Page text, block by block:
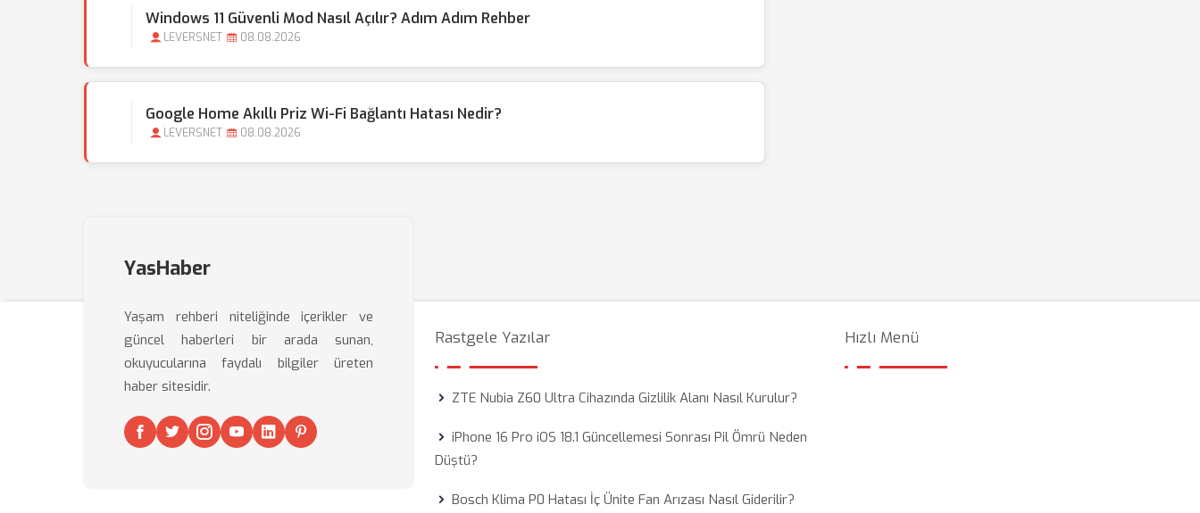
Windows 11 Güvenli Mod Nasıl Açılır? Adım Adım Rehber
LEVERSNET 08.08.2026
Google Home Akıllı Priz Wi-Fi Bağlantı Hatası Nedir?
LEVERSNET 08.08.2026
YasHaber
Yaşam rehberi niteliğinde içerikler ve
güncel haberleri bir arada sunan,
okuyucularına faydalı bilgiler üreten
haber sitesidir.
Rastgele Yazılar
ZTE Nubia Z60 Ultra Cihazında Gizlilik Alanı Nasıl Kurulur?
iPhone 16 Pro iOS 18.1 Güncellemesi Sonrası Pil Ömrü Neden
Düştü?
Bosch Klima P0 Hatası İç Ünite Fan Arızası Nasıl Giderilir?
Hızlı Menü